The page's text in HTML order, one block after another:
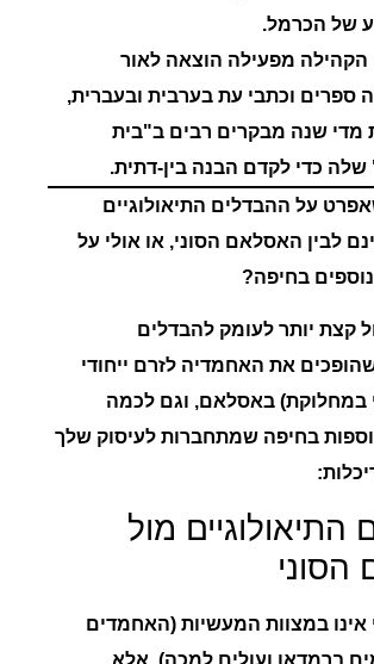
של הכרמל.
הקהילה מפעילה הוצאה לאור
ספרים וכתבי עת בערבית ובעברית,
מדי שנה מבקרים רבים ב"בית
כדי לקדם הבנה בין-דתית.
על ההבדלים התיאולוגיים
לבין האסלאם הסוני, או אולי על
בחיפה?
קצת יותר לעומק להבדלים
שהופכים את האחמדיה לזרם ייחודי
במחלוקת) באסלאם, וגם לכמה
נוספות בחיפה שמתחברות לעיסוק שלך
התיאולוגיים מול
אינו במצוות המעשיות (האחמדים
ברמדאן ועולים למכה), אלא